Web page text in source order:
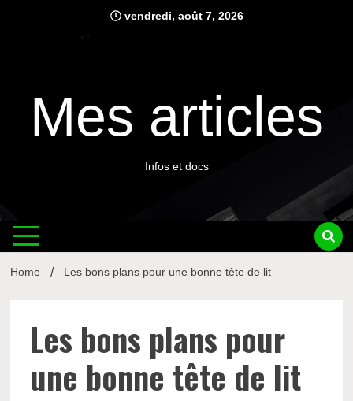
vendredi, août 7, 2026
Mes articles
Infos et docs
Home Les bons plans pour une bonne tête de lit
Les bons plans pour
une bonne tête de lit